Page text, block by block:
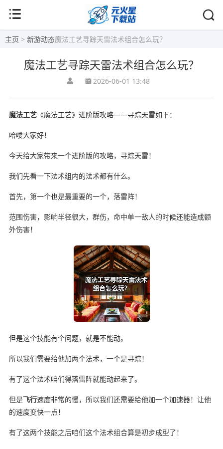
主页 > 新游动态魔法工艺寻踪天雷法术组合怎么玩？
魔法工艺寻踪天雷法术组合怎么玩？
2026-06-01 13:48
魔法工艺《魔法工艺》进阶版攻略——寻踪天雷如下：
哈喽大家好！
今天给大家带来一个进阶版的攻略，寻踪天雷！
我们先看一下法术组内的法术都有什么。
首先，第一个也是最重要的一个，落雷阵！
范围伤害，影响半径很大，群伤，命中单一敌人的时候还能造成额
外伤害！
但是这个技能有个问题，就是不能动。
所以我们需要给他加两个法术，一个是寻踪！
有了这个法术咱们得落雷阵就能动起来了。
但是飞行速度非常的慢，所以我们还需要给他加一个加速器！让他
的速度变快一点！
有了这两个技能之后咱们这个法术组合算是初步成型了！